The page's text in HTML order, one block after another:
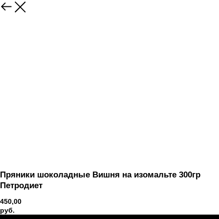
Вернуться
Пряники шоколадные Вишня на изомальте 300гр
Петродиет
450,00
руб.